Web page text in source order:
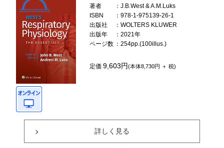
著者
：J.B.West & A.M.Luks
ISBN
：978-1-975139-26-1
出版社
：WOLTERS KLUWER
出版年
：2021年
ページ数 ：254pp.(100illus.)
定価9,603円(本体8,730円 ＋ 税)
詳しく見る